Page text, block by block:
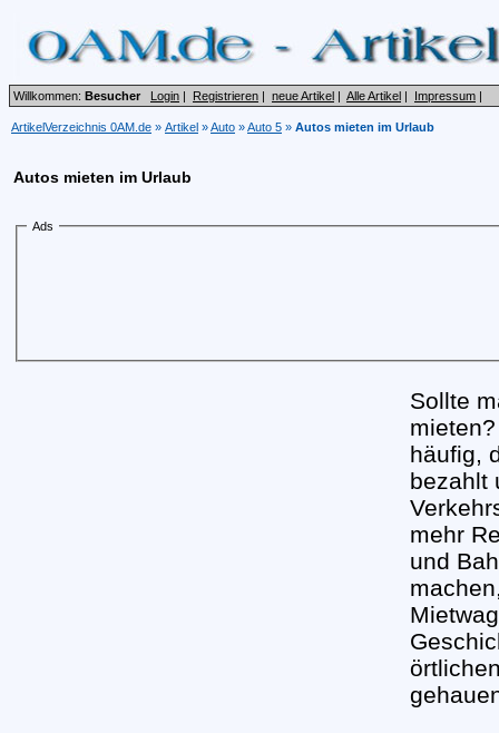
Willkommen: Besucher Login | Registrieren | neue Artikel | Alle Artikel | Impressum |
ArtikelVerzeichnis 0AM.de » Artikel »Auto »Auto 5 » Autos mieten im Urlaub
Autos mieten im Urlaub
Ads
Sollte
häufig,
bezahlt
mehr
und